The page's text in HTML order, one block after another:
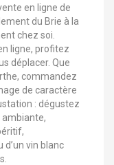
en ligne de
du Brie à la
chez soi.
ligne, profitez
déplacer. Que
commandez
de caractère
: dégustez
ambiante,
d’un vin blanc